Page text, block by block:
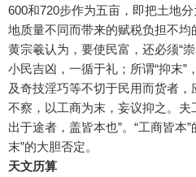
600和720步作为五亩，即把土地
地质量不同而带来的赋税负担不均
黄宗羲认为，要使民富，还必须“崇
小民吉凶，一循于礼；所谓“抑末”
及奇技淫巧等不切于民用而货者，
不察，以工商为末，妄议抑之。
出于途者，盖皆本也”。“工商皆本
末”的大胆否定。
天文历算